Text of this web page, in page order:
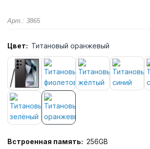
Арт.: 3865
Цвет: Титановый оранжевый
Встроенная память: 256GB